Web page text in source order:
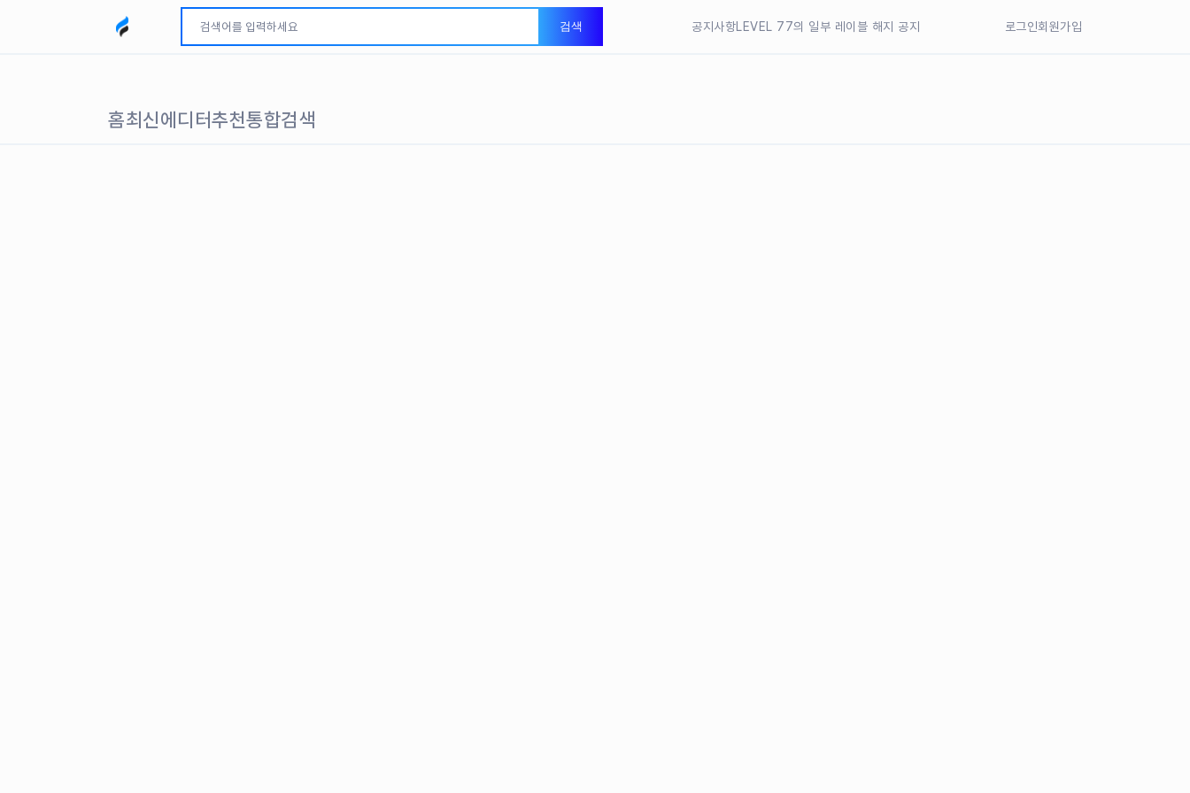
모두파인드 로고 검색 공지사항 LEVEL 77의 일부 레이블 해지 공지
로그인회원가입
홈최신에디터추천통합검색